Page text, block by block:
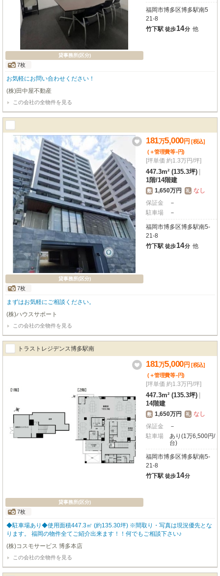
貸事務所(区分)
7枚
福岡市博多区博多駅南5
21-8
竹下駅 徒歩14分 他
お気軽にお問い合わせください！
(株)田中屋不動産
この会社の全物件を見る
貸事務所(区分)
7枚
181万5,000円 [税込]
(＋管理費等-円)
[坪単価 約1.3万円/坪]
447.3m² (135.3坪)
1階/14階建
敷 1,650万円 礼 なし
保証金
－
駐車場
－
福岡市博多区博多駅南5-
21-8
竹下駅 徒歩14分 他
まずはお気軽にご相談ください。
(株)ハウスサポート
この会社の全物件を見る
トラストレジデンス博多駅南
貸事務所(区分)
7枚
181万5,000円 [税込]
(＋管理費等-円)
[坪単価 約1.3万円/坪]
447.3m² (135.3坪)
14階建
敷 1,650万円 礼 なし
保証金
－
駐車場
あり(1万6,500円/
台)
福岡市博多区博多駅南5-
21-8
竹下駅 徒歩14分
◆駐車場あり◆使用面積447.3㎡ (約135.30坪) ※間取り・写真は現況優先とな
ります。 福岡の物件全てご紹介出来ます！！何でもご相談下さい♪
(株)コスモサービス 博多本店
この会社の全物件を見る